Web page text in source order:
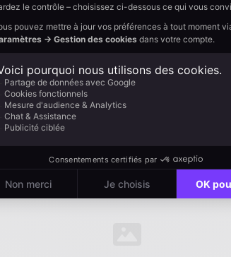
l’intention est utile, et l’effet est
et de consentement intégrées
: des taux de récupération plus